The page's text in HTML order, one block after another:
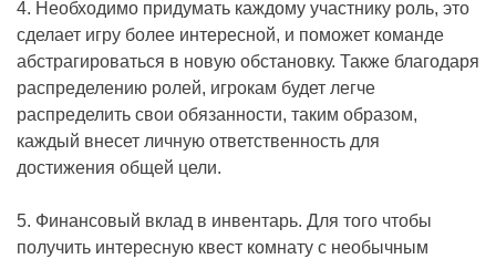
4. Необходимо придумать каждому участнику роль, это
сделает игру более интересной, и поможет команде
абстрагироваться в новую обстановку. Также благодаря
распределению ролей, игрокам будет легче
распределить свои обязанности, таким образом,
каждый внесет личную ответственность для
достижения общей цели.
5. Финансовый вклад в инвентарь. Для того чтобы
получить интересную квест комнату с необычным